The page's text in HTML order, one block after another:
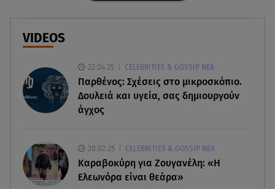
Αθηνά Οικονομάκου: Οι... hot αναρτήσεις της με
Πάνω από 56.000 επιβάτες αναχώρησαν σήμερα
από τα λιμάνια της Αττικής
σπηλιά - Φωτογραφίες από το σημείο
08.08.26 , 13:11
VIDEOS
22.04.25 CELEBRITIES & GOSSIP ΝΕΑ
Παρθένος: Σχέσεις στο μικροσκόπιο.
Δουλειά και υγεία, σας δημιουργούν
άγχος
20.02.25 CELEBRITIES & GOSSIP ΝΕΑ
Καραβοκύρη για Ζουγανέλη: «Η
Ελεωνόρα είναι θεάρα»